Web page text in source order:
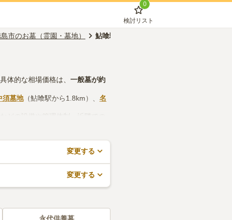
0
検討リスト
市のお墓（霊園・墓地） 鮎喰駅のお墓（霊園・墓地）
体的な相場価格は、 一般墓が約
須墓地（鮎喰駅から1.8km）、 名
どの設備や管理体制、近隣での
、活用してみてください。
変更する
変更する